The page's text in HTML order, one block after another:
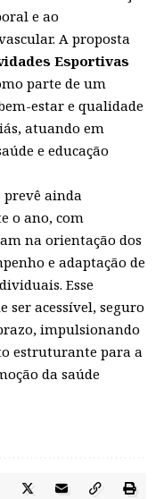
e ao
A proposta
Esportivas
parte de um
estar e qualidade
atuando em
e educação
prevê ainda
o ano, com
na orientação dos
e adaptação de
Esse
ser acessível, seguro
impulsionando
estruturante para a
da saúde